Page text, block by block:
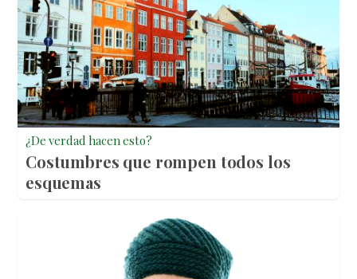
¿De verdad hacen esto?
Costumbres que rompen todos los
esquemas